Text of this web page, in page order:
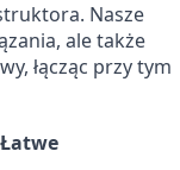
Nasze
ale także
łącząc przy tym